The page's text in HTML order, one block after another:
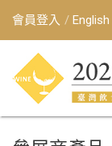
會員登入 English